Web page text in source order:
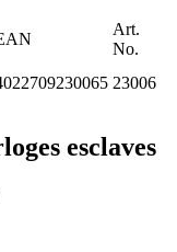
Art.
No.
23006
esclaves